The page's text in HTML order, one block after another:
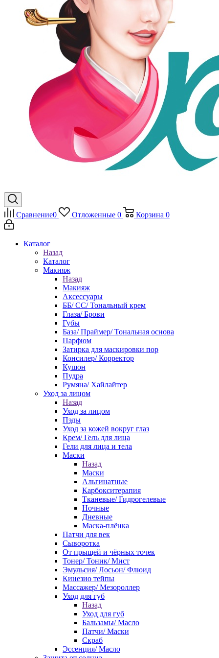
Сравнение0 Отложенные 0 Корзина 0
Каталог
Назад
Каталог
Макияж
Назад
Макияж
Аксессуары
ББ/ СС/ Тональный крем
Глаза/ Брови
Губы
База/ Праймер/ Тональная основа
Парфюм
Затирка для маскировки пор
Консилер/ Корректор
Кушон
Пудра
Румяна/ Хайлайтер
Уход за лицом
Назад
Уход за лицом
Пэды
Уход за кожей вокруг глаз
Крем/ Гель для лица
Гели для лица и тела
Маски
Назад
Маски
Альгинатные
Карбокситерапия
Тканевые/ Гидрогелевые
Ночные
Дневные
Маска-плёнка
Патчи для век
Сыворотка
От прыщей и чёрных точек
Тонер/ Тоник/ Мист
Эмульсия/ Лосьон/ Флюид
Кинезио тейпы
Массажер/ Мезороллер
Уход для губ
Назад
Уход для губ
Бальзамы/ Масло
Патчи/ Маски
Скраб
Эссенция/ Масло